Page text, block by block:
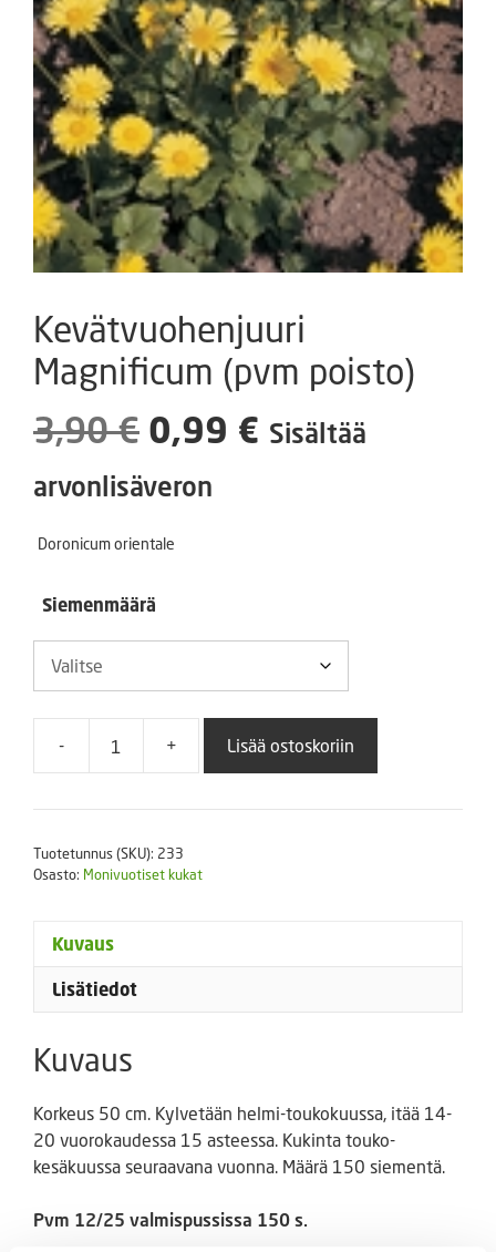
Kevätvuohenjuuri
Magnificum (pvm poisto)
3,90€ Alkuperäinen
hinta
oli:
3,90 €.
0,99 € Nykyinen
Sisältää
arvonlisäveron
Doronicum orientale
Siemenmäärä
-
Kevätvuohenjuuri
(pvm
+ Lisää ostoskoriin
Tuotetunnus (SKU): 233
Osasto: Monivuotiset kukat
Kuvaus
Lisätiedot
Kuvaus
Korkeus 50 cm. Kylvetään helmi-toukokuussa, itää 14-
20 vuorokaudessa 15 asteessa. Kukinta touko-
kesäkuussa seuraavana vuonna. Määrä 150 siementä.
Pvm 12/25 valmispussissa 150 s.